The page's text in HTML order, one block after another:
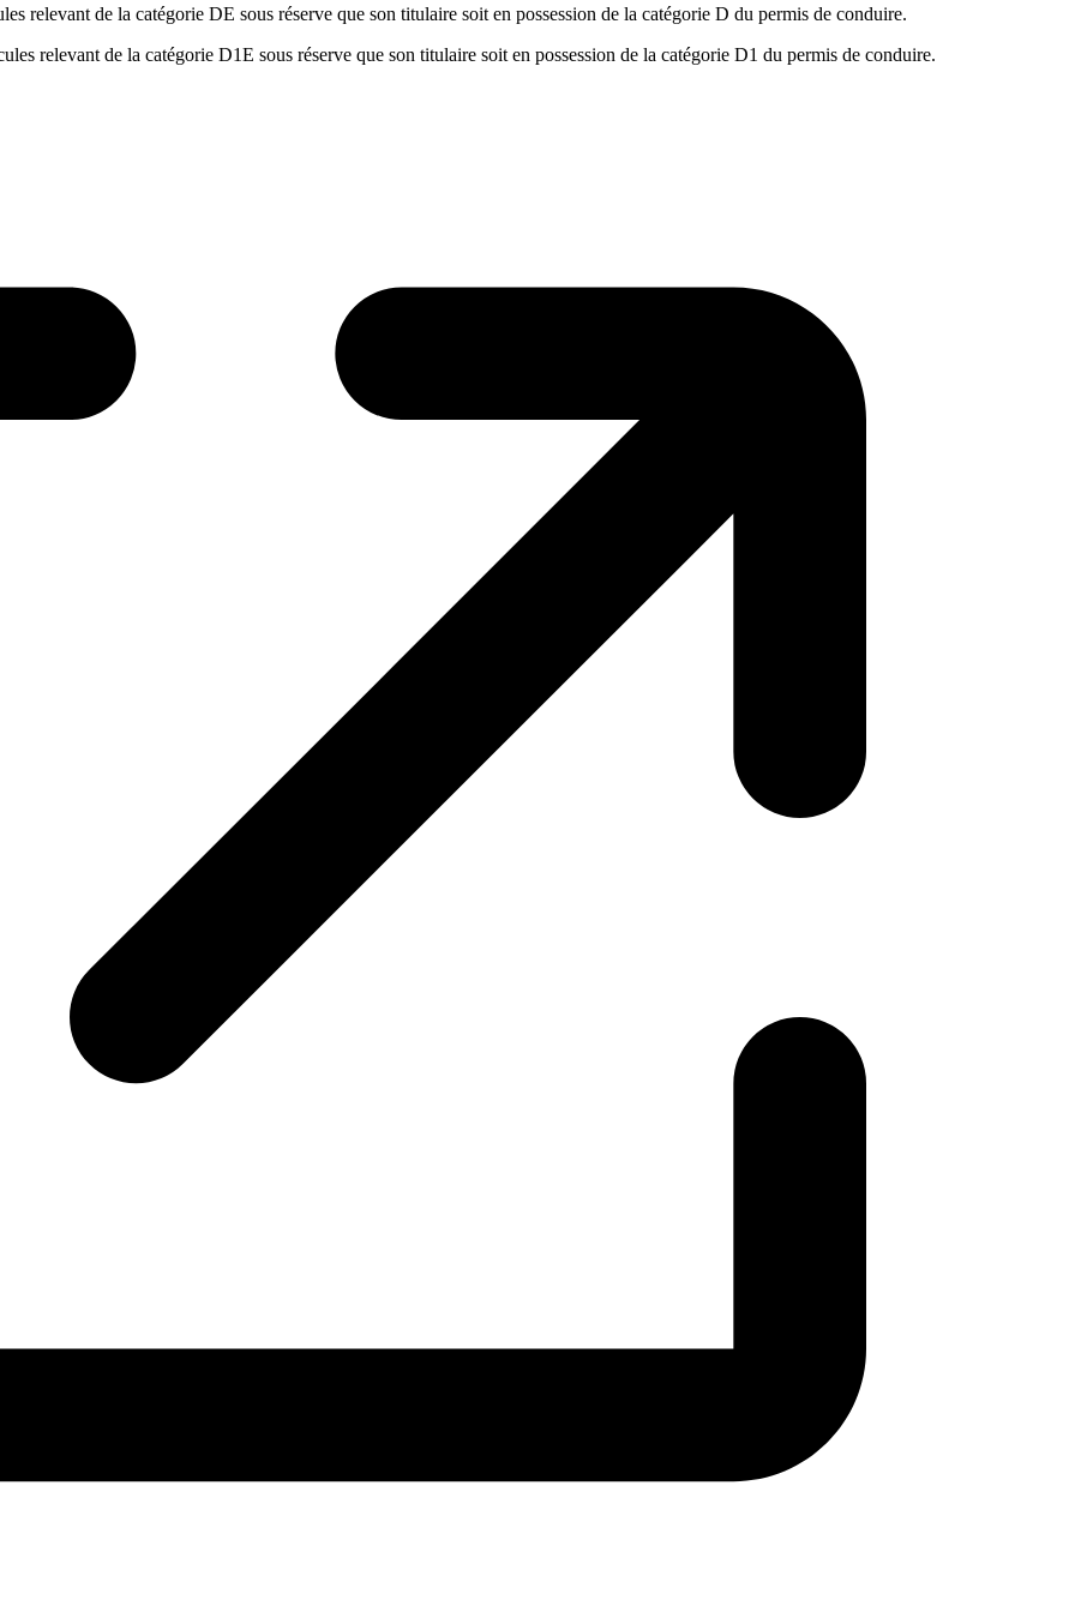
relevant de la catégorie DE sous réserve que son titulaire soit en possession de la catégorie D du permis de conduire.
relevant de la catégorie D1E sous réserve que son titulaire soit en possession de la catégorie D1 du permis de conduire.